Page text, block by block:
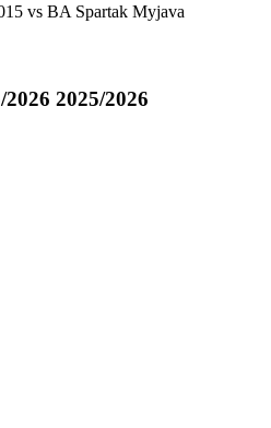
vs BA Spartak Myjava
2025/2026